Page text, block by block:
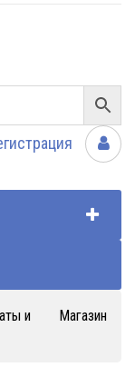
и
Магазин